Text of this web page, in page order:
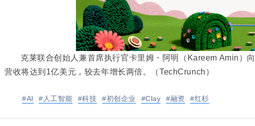
克莱联合创始人兼首席执行官卡里姆・阿明（Kareem Amin）
营收将达到1亿美元，较去年增长两倍。
（TechCrunch）
#AI #人工智能 #科技 #初创企业 #Clay #融资 #红杉